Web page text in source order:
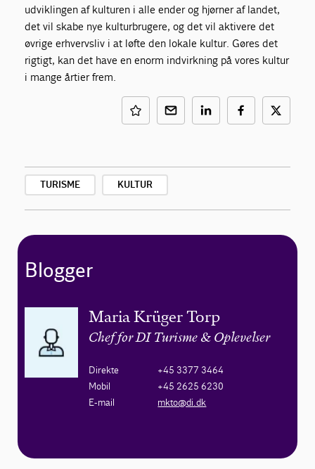
udviklingen af kulturen i alle ender og hjørner af landet,
det vil skabe nye kulturbrugere, og det vil aktivere det
øvrige erhvervsliv i at løfte den lokale kultur. Gøres det
rigtigt, kan det have en enorm indvirkning på vores kultur
i mange årtier frem.
TURISME KULTUR
Blogger
Maria Krüger Torp
Chef for DI Turisme & Oplevelser
Direkte
+45 3377 3464
Mobil
+45 2625 6230
E-mail
mkto@di.dk